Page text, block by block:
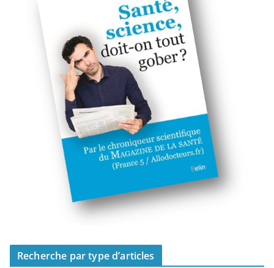
Recherche par type d’articles